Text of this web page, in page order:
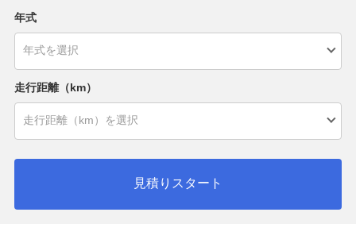
年式
走行距離（km）
見積りスタート